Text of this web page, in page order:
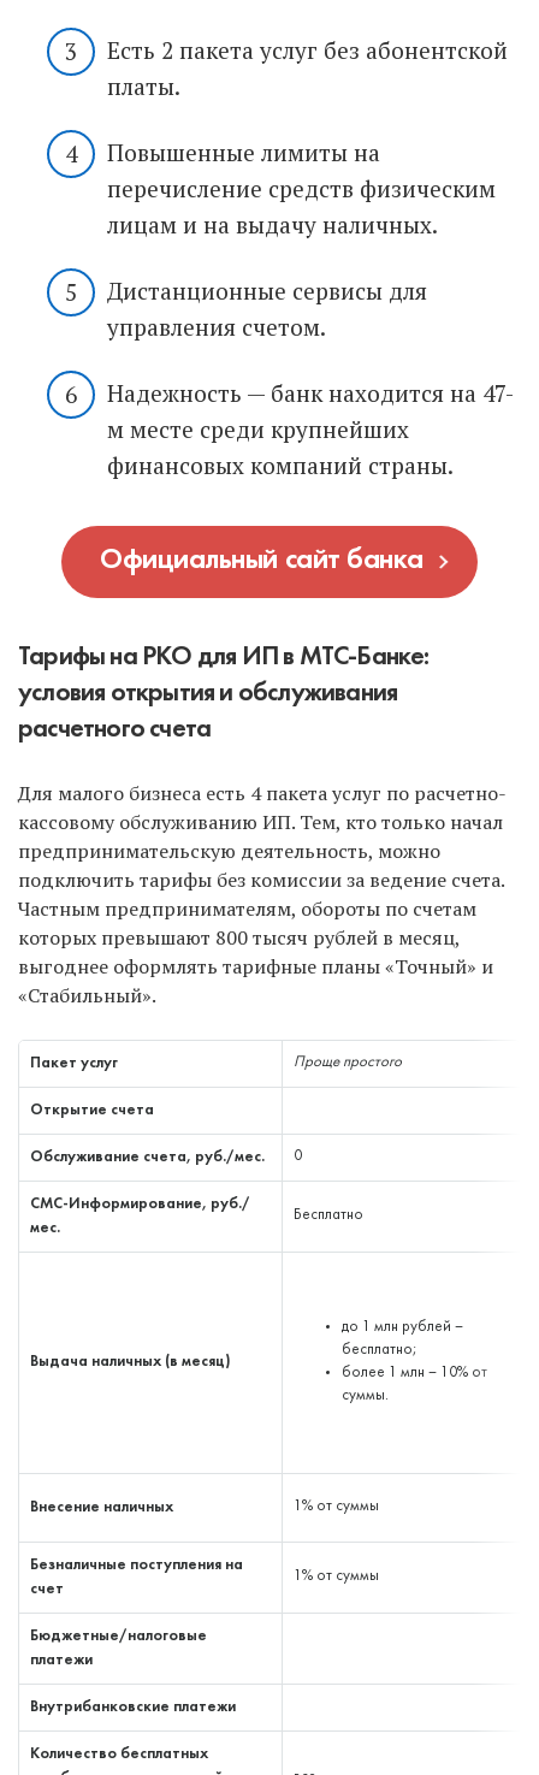
Есть 2 пакета услуг без абонентской
платы.
Повышенные лимиты на
перечисление средств физическим
лицам и на выдачу наличных.
Дистанционные сервисы для
управления счетом.
Надежность — банк находится на 47-
м месте среди крупнейших
финансовых компаний страны.
Официальный сайт банка
Тарифы на РКО для ИП в МТС-Банке:
условия открытия и обслуживания
расчетного счета
Для малого бизнеса есть 4 пакета услуг по расчетно-
кассовому обслуживанию ИП. Тем, кто только начал
предпринимательскую деятельность, можно
подключить тарифы без комиссии за ведение счета.
Частным предпринимателям, обороты по счетам
которых превышают 800 тысяч рублей в месяц,
выгоднее оформлять тарифные планы «Точный» и
«Стабильный».
Пакет услуг Проще простого
Открытие счета
Обслуживание счета, руб./мес. 0
СМС-Информирование, руб./
мес.
Бесплатно
Выдача наличных (в месяц)
до 1 млн рублей –
бесплатно;
более 1 млн – 10% от
суммы.
Внесение наличных 1% от суммы
Безналичные поступления на
счет
1% от суммы
Бюджетные/налоговые
платежи
Внутрибанковские платежи
Количество бесплатных